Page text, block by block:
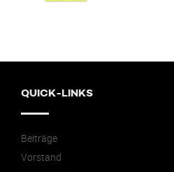
QUICK-LINKS
Beiträge
Vorstand